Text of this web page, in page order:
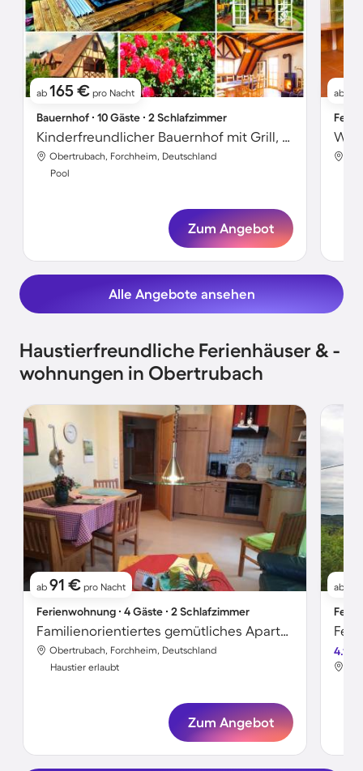
ab 165 € pro Nacht
Bauernhof ∙ 10 Gäste ∙ 2 Schlafzimmer
Kinderfreundlicher Bauernhof mit Grill, Pool und Garten | Gartenblick | Hunde erlaubt
Obertrubach, Forchheim, Deutschland
Pool
Zum Angebot
ab
Alle Angebote ansehen
Haustierfreundliche Ferienhäuser & -
wohnungen in Obertrubach
ab 91 € pro Nacht
Ferienwohnung ∙ 4 Gäste ∙ 2 Schlafzimmer
Familienorientiertes gemütliches Apartment mit Grill und Garten | Haustiere sind willkommen
Obertrubach, Forchheim, Deutschland
Haustier erlaubt
Zum Angebot
ab
4.1